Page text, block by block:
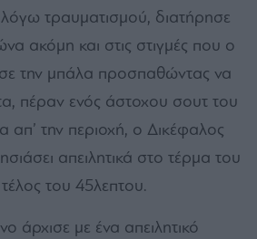
τραυματισμού, διατήρησε
ακόμη και στις στιγμές που ο
την μπάλα προσπαθώντας να
πέραν ενός άστοχου σουτ του
απ’ την περιοχή, ο Δικέφαλος
απειλητικά στο τέρμα του
του 45λεπτου.
άρχισε με ένα απειλητικό